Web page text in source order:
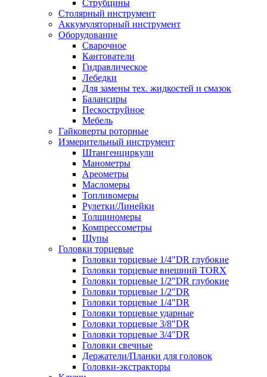
Струбцины
Столярный инструмент
Аккумуляторный инструмент
Оборудование
Сварочное
Кантователи
Гидравлическое
Лебедки
Для замены тех. жидкостей и смазок
Балансиры
Пескоструйное
Мебель
Гайковерты роторные
Измерительный инструмент
Штангенциркули
Манометры
Ареометры
Масломеры
Топливомеры
Рулетки/Линейки
Толщиномеры
Компрессометры
Щупы
Головки торцевые
Головки торцевые 1/4"DR глубокие
Головки торцевые внешний TORX
Головки торцевые 1/2"DR глубокие
Головки торцевые 1/2"DR
Головки торцевые 1/4"DR
Головки торцевые ударные
Головки торцевые 3/8"DR
Головки торцевые 3/4"DR
Головки свечные
Держатели/Планки для головок
Головки-экстракторы